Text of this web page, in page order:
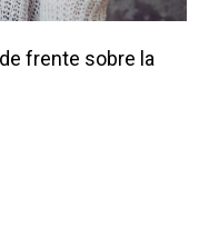
frente sobre la